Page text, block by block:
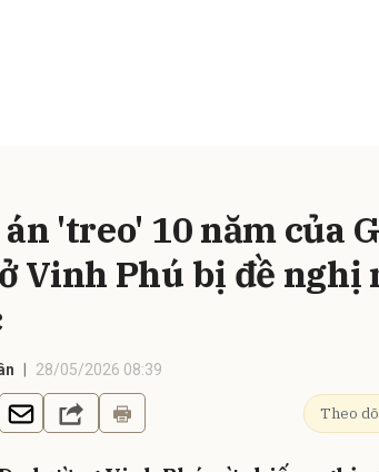
'treo' 10 năm của
Vinh Phú bị đề nghị
28/05/2026 08:39
Theo